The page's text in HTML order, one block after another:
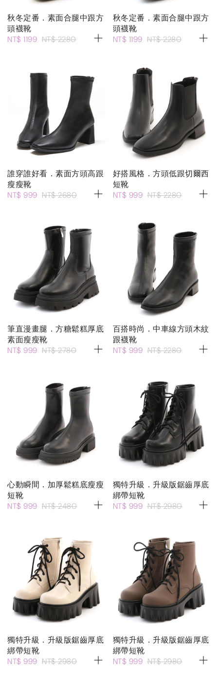
秋冬定番．素面合腿中跟方
頭襪靴
NT$ 1199 NT$ 2280
秋冬定番．素面合腿中跟方
頭襪靴
NT$ 1199 NT$ 2280
誰穿誰好看．素面方頭高跟
瘦瘦靴
NT$ 999 NT$ 2680
好搭風格．方頭低跟切爾西
短靴
NT$ 999 NT$ 2280
筆直漫畫腿．方糖鬆糕厚底
素面瘦瘦靴
NT$ 999 NT$ 2780
百搭時尚．中車線方頭木紋
跟襪靴
NT$ 999 NT$ 2280
心動瞬間．加厚鬆糕底瘦瘦
短靴
NT$ 999 NT$ 2480
獨特升級．升級版鋸齒厚底
綁帶短靴
NT$ 999 NT$ 2980
獨特升級．升級版鋸齒厚底
綁帶短靴
NT$ 999 NT$ 2980
獨特升級．升級版鋸齒厚底
綁帶短靴
NT$ 999 NT$ 2980